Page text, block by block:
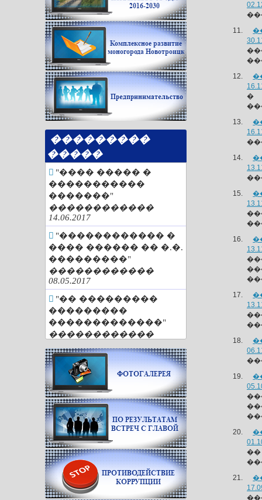
���������
�����
"���� ����� �
�����������
�������"
������������
14.06.2017
"������������ �
���� ������ �� �.�.
���������"
������������
08.05.2017
"�� ���������
���������
�������������"
������������
"�������
��������� ���
������"
������������
29.03.2017
"�� 85 ���"
������������
01.03.2017
"�������. �����.
�������"
������������
�
��